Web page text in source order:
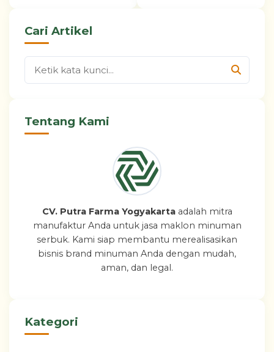
Cari Artikel
Tentang Kami
CV. Putra Farma Yogyakartaadalah mitra
manufaktur Anda untuk jasa maklon minuman
serbuk. Kami siap membantu merealisasikan
bisnis brand minuman Anda dengan mudah,
aman, dan legal.
Kategori